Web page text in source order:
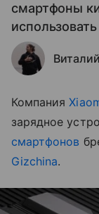
смартфоны
Компания
зарядное
смартфонов
Gizchina.